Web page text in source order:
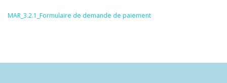
MAR_3.2.1_Formulaire de demande de paiement